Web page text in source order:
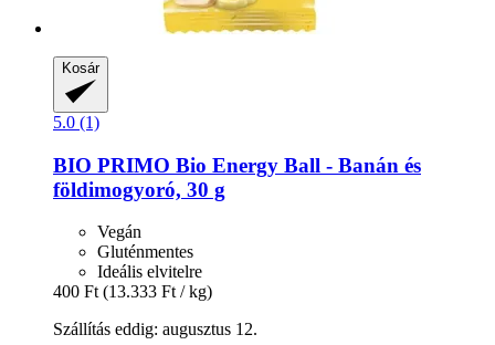
Kosár
5.0 (1)
BIO PRIMO Bio Energy Ball -​ Banán és
földimogyoró, 30 g
Vegán
Gluténmentes
Ideális elvitelre
400 Ft (13.333 Ft / kg)
Szállítás eddig: augusztus 12.